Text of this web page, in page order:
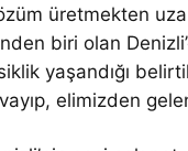
üretmekten
biri olan
yaşandığı
elimizden